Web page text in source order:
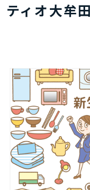
ティオ大牟